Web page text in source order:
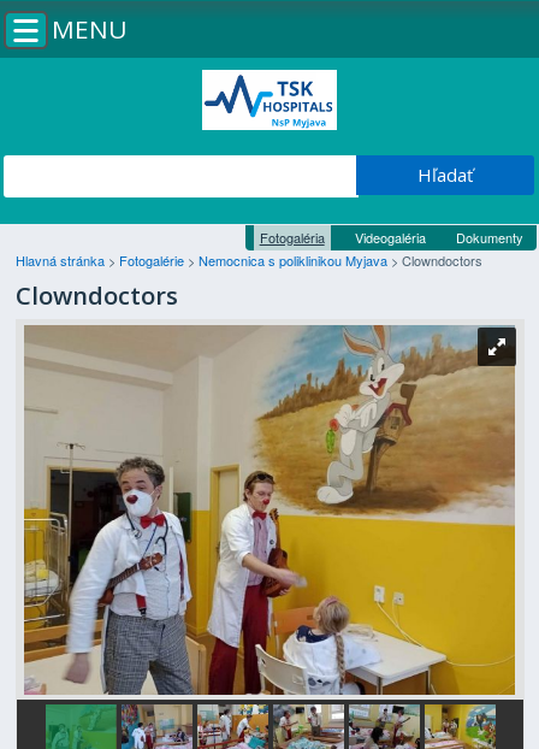
MENU
Fotogaléria Videogaléria
Dokumenty
Hlavná stránka > Fotogalérie > Nemocnica s poliklinikou Myjava > Clowndoctors
Clowndoctors